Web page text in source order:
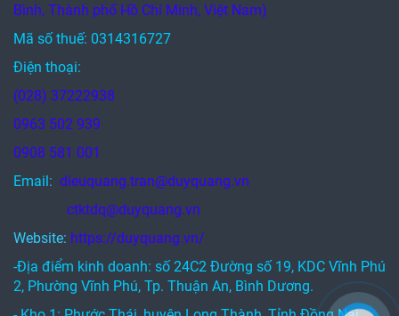
Bình, Thành phố Hồ Chí Minh, Việt Nam)
Mã số thuế: 0314316727
Điện thoại:
(028) 37222938
0963 502 939
0908 581 001
Email: dieuquang.tran@duyquang.vn
ctktdq@duyquang.vn
Website: https://duyquang.vn/
-Địa điểm kinh doanh: số 24C2 Đường số 19, KDC Vĩnh Phú
2, Phường Vĩnh Phú, Tp. Thuận An, Bình Dương.